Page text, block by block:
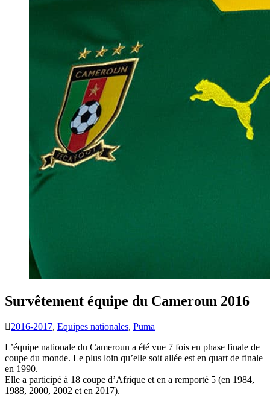
Survêtement équipe du Cameroun 2016
2016-2017, Equipes nationales, Puma
L’équipe nationale du Cameroun a été vue 7 fois en phase finale de
coupe du monde. Le plus loin qu’elle soit allée est en quart de finale
en 1990.
Elle a participé à 18 coupe d’Afrique et en a remporté 5 (en 1984,
1988, 2000, 2002 et en 2017).